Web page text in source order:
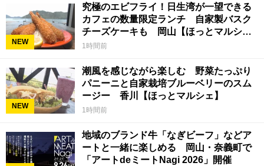
NEW
究極のエビフライ！日生湾が一望できる
カフェの数量限定ランチ 自家製バスク
チーズケーキも 岡山【ほっとマルシ
ェ】
1時間前
NEW
潮風を感じながら楽しむ 野菜たっぷり
パニーニと自家栽培ブルーベリーのスム
ージー 香川【ほっとマルシェ】
1時間前
地域のブランド牛「なぎビーフ」などア
ートと一緒に楽しめる 岡山・奈義町で
「アートdeミートNagi 2026」開催